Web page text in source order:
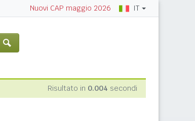
Nuovi CAP maggio 2026 IT
Risultato in 0.004 secondi